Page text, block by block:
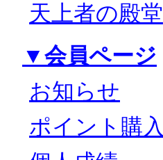
天上者の殿堂
▼会員ページ
お知らせ
ポイント購入